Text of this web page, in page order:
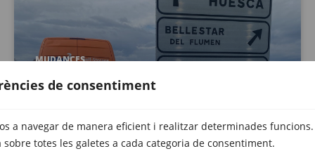
de consentiment
a navegar de manera eficient i realitzar determinades
totes les galetes a cada categoria de consentiment.
MUDANCES
Empresa de mudances nacionals a
maig 4, 2026